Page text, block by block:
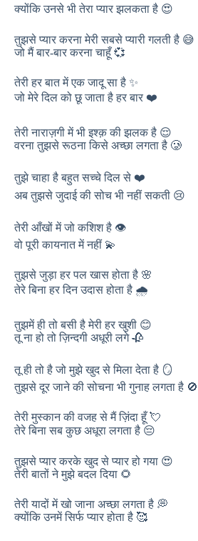
क्योंकि उनसे भी तेरा प्यार झलकता है 😍
तुझसे प्यार करना मेरी सबसे प्यारी गलती है 😅
जो मैं बार-बार करना चाहूँ 💞
तेरी हर बात में एक जादू सा है ✨
जो मेरे दिल को छू जाता है हर बार ❤️
तेरी नाराज़गी में भी इश्क़ की झलक है 😌
वरना तुझसे रूठना किसे अच्छा लगता है 🥲
तुझे चाहा है बहुत सच्चे दिल से ❤️
अब तुझसे जुदाई की सोच भी नहीं सकती 😢
तेरी आँखों में जो कशिश है 👁️
वो पूरी कायनात में नहीं 💫
तुझसे जुड़ा हर पल खास होता है 🌸
तेरे बिना हर दिन उदास होता है 🌧️
तुझमें ही तो बसी है मेरी हर खुशी 😊
तू ना हो तो ज़िन्दगी अधूरी लगे 🥀
तू ही तो है जो मुझे खुद से मिला देता है 🪞
तुझसे दूर जाने की सोचना भी गुनाह लगता है 🚫
तेरी मुस्कान की वजह से मैं ज़िंदा हूँ 💘
तेरे बिना सब कुछ अधूरा लगता है 😔
तुझसे प्यार करके खुद से प्यार हो गया 😍
तेरी बातों ने मुझे बदल दिया 🌻
तेरी यादों में खो जाना अच्छा लगता है 💭
क्योंकि उनमें सिर्फ प्यार होता है 🥰